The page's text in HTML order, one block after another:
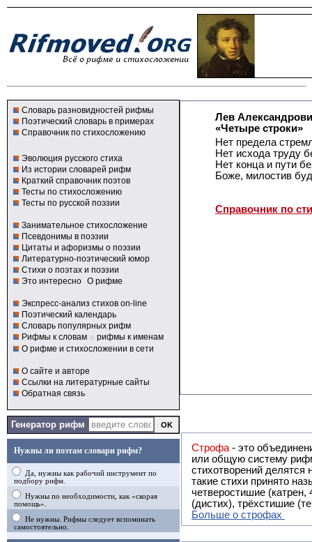
Словарь разновидностей рифмы
Поэтический словарь в примерах
Справочник по стихосложению
Эволюция русского стиха
Из истории словарей рифм
Краткий справочник поэтов
Тесты по стихосложению
Тесты по русской поэзии
Занимательное стихосложение
Псевдонимы в поэзии
Цитаты и афоризмы о поэзии
Литературно-поэтический юмор
Стихи о поэтах и поэзии
Это интересно О рифме
Экспресс-анализ стихов on-line
Поэтический календарь
Словарь популярных рифм
Рифмы к словам и рифмы к именам
О рифме и стихосложении в сети
О сайте и авторе
Ссылки на литературные сайты
Обратная связь
Генератор рифм
Нужны ли поэтам словари рифм?
Да, нужны как рабочий инструмент по
подбору рифм.
Нужны по необходимости, как «скорая
помощь».
Не нужны. Рифмы следует вспоминать
самостоятельно.
Лев
«Четыре строки»
Нет предела
Нет исхода труду
Нет конца и пути
Боже, милостив
Справочник по
Строфа - это объединение двух
или общую систему рифм, и регулярно или периодически
стихотворений делятся на строфы и т.о. являются строфическими.
такие стихи принято называть астрофическими. Самая популярная строфа в русской поэзии -
четверостишие
(дистих), трёхстишие
Больше о строфах